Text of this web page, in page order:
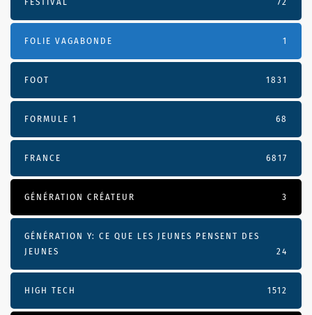
FOLIE VAGABONDE 1
FOOT 1831
FORMULE 1 68
FRANCE 6817
GÉNÉRATION CRÉATEUR 3
GÉNÉRATION Y: CE QUE LES JEUNES PENSENT DES
JEUNES
24
HIGH TECH 1512